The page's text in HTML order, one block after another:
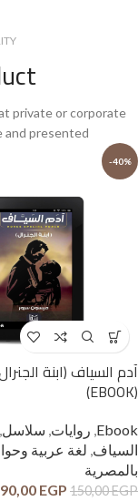
private or corporate
presented.
-40%
آدم السياف (ابنة
(EBOOK)
Ebook
, روايات, سلاسل,
السياف, لغة عربية
بالمصرية
150,00EGP
90,00 EGP